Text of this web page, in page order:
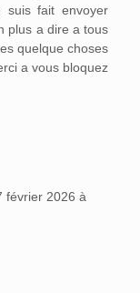
fait envoyer
plus a dire a tous
quelque choses
a vous bloquez
février 2026 à